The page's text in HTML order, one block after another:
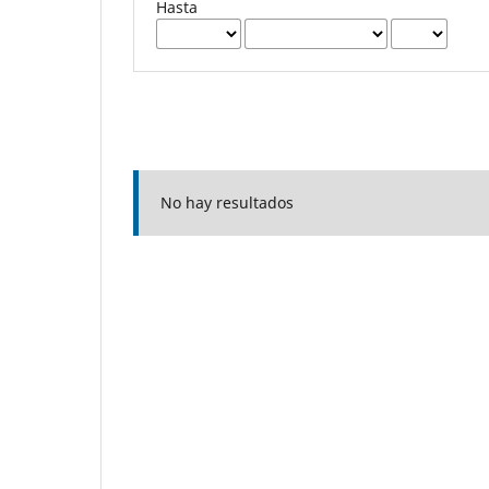
Hasta
No hay resultados